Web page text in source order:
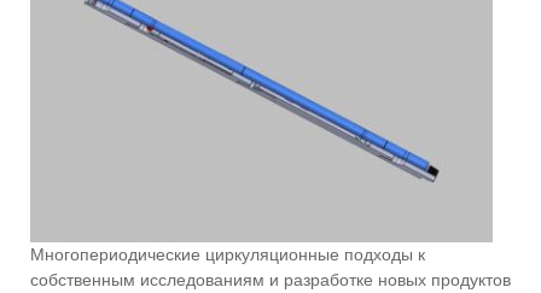
Многопериодические циркуляционные подходы к
собственным исследованиям и разработке новых продуктов